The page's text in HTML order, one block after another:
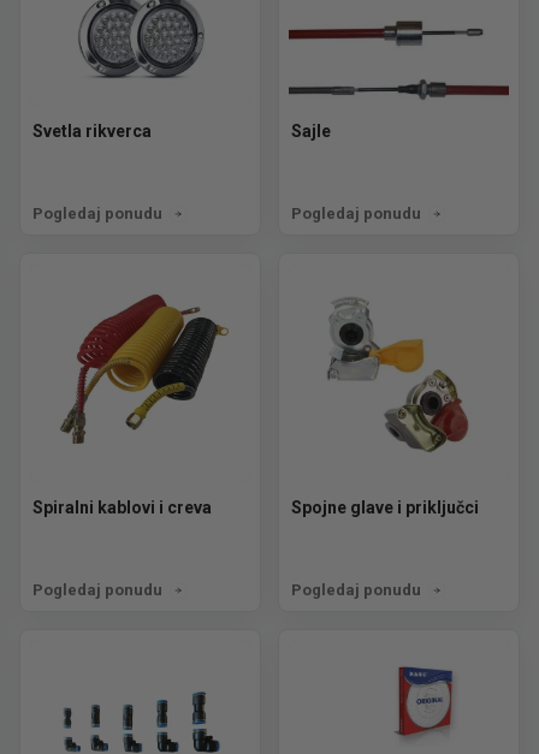
Svetla rikverca
Pogledaj ponudu
Sajle
Pogledaj ponudu
Spiralni kablovi i creva
Pogledaj ponudu
Spojne glave i priključci
Pogledaj ponudu